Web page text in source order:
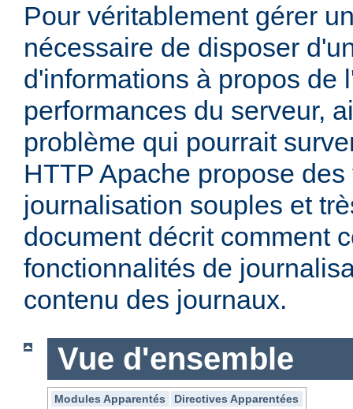
Pour véritablement gérer
nécessaire de disposer
d'informations à propos de
performances du serveur,
problème qui pourrait
HTTP Apache propose
journalisation souples et
document décrit comment
fonctionnalités de
contenu des journaux.
Vue d'ensemble
Modules Apparentés
Directives Apparentées